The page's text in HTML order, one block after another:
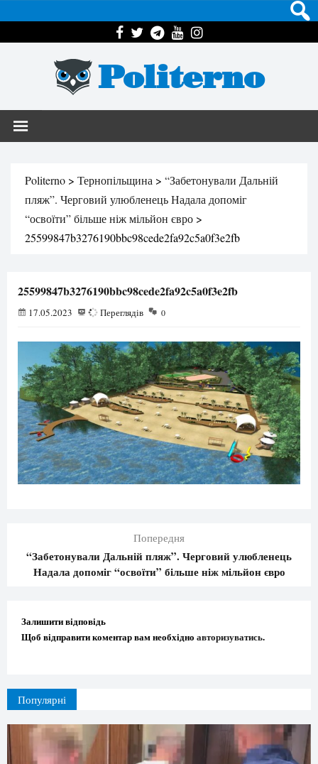
Politerno
Politerno > Тернопільщина > “Забетонували Дальній
пляж”. Черговий улюбленець Надала допоміг
“освоїти” більше ніж мільйон євро >
25599847b3276190bbc98cede2fa92c5a0f3e2fb
25599847b3276190bbc98cede2fa92c5a0f3e2fb
17.05.2023 73 Переглядів 0
Попередня
“Забетонували Дальній пляж”. Черговий улюбленець
Надала допоміг “освоїти” більше ніж мільйон євро
Залишити відповідь
Щоб відправити коментар вам необхідно авторизуватись.
Популярні